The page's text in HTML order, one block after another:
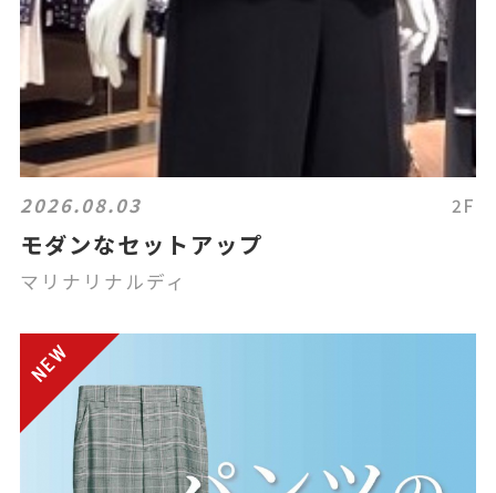
2026.08.03 2F
モダンなセットアップ
マリナリナルディ